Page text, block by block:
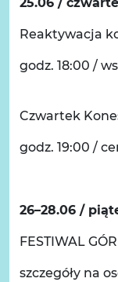
25.06 /
Reaktywacja
godz. 18:00 /
Czwartek
godz. 19:00 /
26–28.06 /
FESTIWAL
szczegóły na